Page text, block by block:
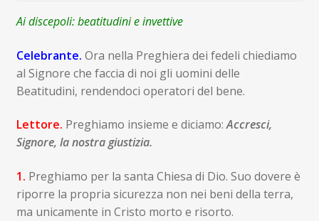
Ai discepoli: beatitudini e invettive
Celebrante. Ora nella Preghiera dei fedeli chiediamo
al Signore che faccia di noi gli uomini delle
Beatitudini, rendendoci operatori del bene.
Lettore. Preghiamo insieme e diciamo:Accresci,
Signore, la nostra giustizia.
1. Preghiamo per la santa Chiesa di Dio. Suo dovere è
riporre la propria sicurezza non nei beni della terra,
ma unicamente in Cristo morto e risorto.